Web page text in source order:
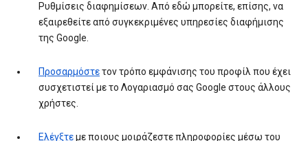
Ρυθμίσεις διαφημίσεων. Από εδώ μπορείτε, επίσης, να
εξαιρεθείτε από συγκεκριμένες υπηρεσίες διαφήμισης
της Google.
Προσαρμόστετον τρόπο εμφάνισης του προφίλ που έχει
συσχετιστεί με το Λογαριασμό σας Google στους άλλους
χρήστες.
Ελέγξτεμε ποιους μοιράζεστε πληροφορίες μέσω του